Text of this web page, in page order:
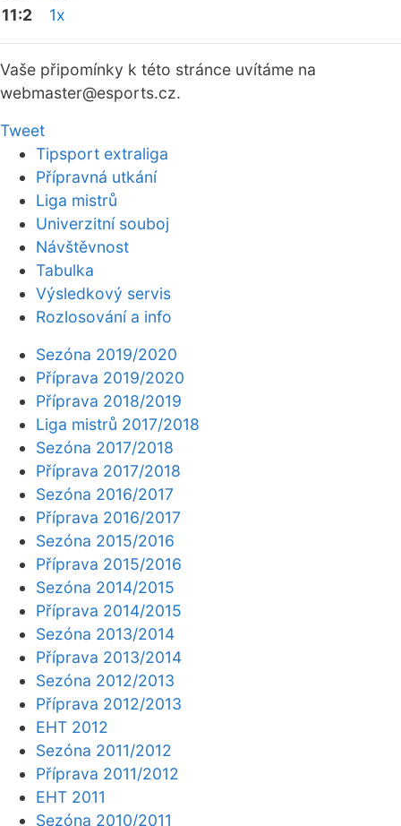
11:2
1x
Vaše připomínky k této stránce uvítáme na
webmaster@esports.cz.
Tweet
Tipsport extraliga
Přípravná utkání
Liga mistrů
Univerzitní souboj
Návštěvnost
Tabulka
Výsledkový servis
Rozlosování a info
Sezóna 2019/2020
Příprava 2019/2020
Příprava 2018/2019
Liga mistrů 2017/2018
Sezóna 2017/2018
Příprava 2017/2018
Sezóna 2016/2017
Příprava 2016/2017
Sezóna 2015/2016
Příprava 2015/2016
Sezóna 2014/2015
Příprava 2014/2015
Sezóna 2013/2014
Příprava 2013/2014
Sezóna 2012/2013
Příprava 2012/2013
EHT 2012
Sezóna 2011/2012
Příprava 2011/2012
EHT 2011
Sezóna 2010/2011